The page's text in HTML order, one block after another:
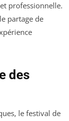
professionnelle.
partage de
des
le festival de